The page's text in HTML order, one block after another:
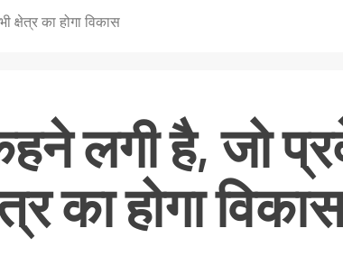
क्षेत्र का होगा विकास
लगी है, जो
का होगा